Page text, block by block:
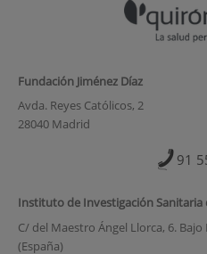
Fundación Jiménez Díaz
Avda. Reyes Católicos, 2
28040 Madrid
91
Instituto de Investigación Sanitaria
C/ del Maestro Ángel Llorca, 6.
(España)